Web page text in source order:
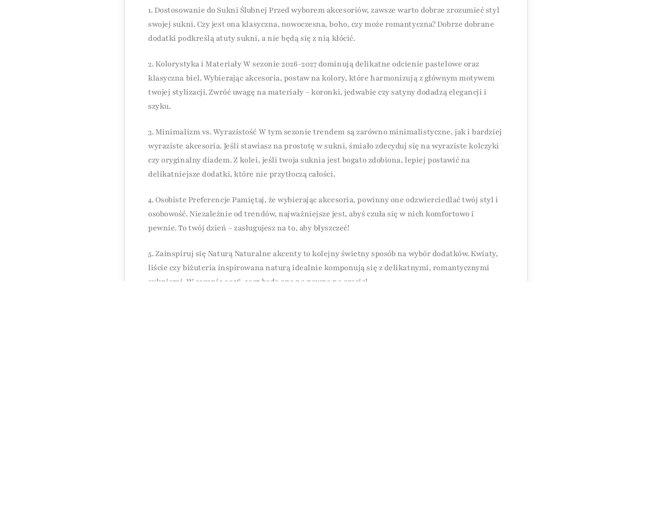
1. Dostosowanie do Sukni Ślubnej Przed wyborem akcesoriów, zawsze warto dobrze zrozumieć styl
swojej sukni. Czy jest ona klasyczna, nowoczesna, boho, czy może romantyczna? Dobrze dobrane
dodatki podkreślą atuty sukni, a nie będą się z nią kłócić.
2. Kolorystyka i Materiały W sezonie 2026-2027 dominują delikatne odcienie pastelowe oraz
klasyczna biel. Wybierając akcesoria, postaw na kolory, które harmonizują z głównym motywem
twojej stylizacji. Zwróć uwagę na materiały – koronki, jedwabie czy satyny dodadzą elegancji i
szyku.
3. Minimalizm vs. Wyrazistość W tym sezonie trendem są zarówno minimalistyczne, jak i bardziej
wyraziste akcesoria. Jeśli stawiasz na prostotę w sukni, śmiało zdecyduj się na wyraziste kolczyki
czy oryginalny diadem. Z kolei, jeśli twoja suknia jest bogato zdobiona, lepiej postawić na
delikatniejsze dodatki, które nie przytłoczą całości.
4. Osobiste Preferencje Pamiętaj, że wybierając akcesoria, powinny one odzwierciedlać twój styl i
osobowość. Niezależnie od trendów, najważniejsze jest, abyś czuła się w nich komfortowo i
pewnie. To twój dzień – zasługujesz na to, aby błyszczeć!
5. Zainspiruj się Naturą Naturalne akcenty to kolejny świetny sposób na wybór dodatków. Kwiaty,
liście czy biżuteria inspirowana naturą idealnie komponują się z delikatnymi, romantycznymi
sukniami. W sezonie 2026-2027 będą one na pewno na czasie!